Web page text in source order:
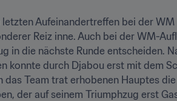
Aufeinandertreffen bei der WM
Reiz inne. Auch bei der WM-
in die nächste Runde entscheiden.
konnte durch Djabou erst mit dem
Team trat erhobenen Hauptes
der auf seinem Triumphzug erst